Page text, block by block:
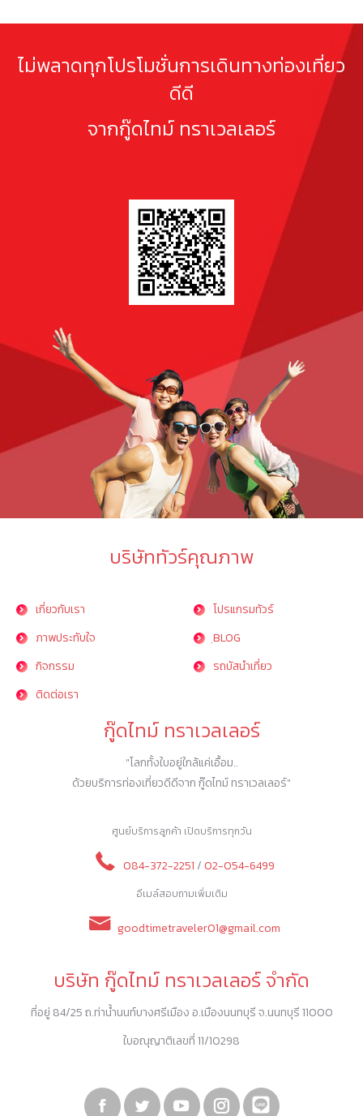
ไม่พลาดทุกโปรโมชั่นการเดินทางท่องเที่ยว
ดีดี
จากกู๊ดไทม์ ทราเวลเลอร์
บริษัททัวร์คุณภาพ
เกี่ยวกับเรา
ภาพประทับใจ
กิจกรรม
ติดต่อเรา
โปรแกรมทัวร์
ฺBLOG
รถบัสนำเที่ยว
กู๊ดไทม์ ทราเวลเลอร์
"โลกทั้งใบอยู่ใกล้แค่เอื้อม..
ด้วยบริการท่องเที่ยวดีดีจาก กู๊ดไทม์ ทราเวลเลอร์"
ศูนย์บริการลูกค้า เปิดบริการทุกวัน
084-372-2251 /02-054-6499
อีเมล์สอบถามเพิ่มเติม
goodtimetraveler01@gmail.com
บริษัท กู๊ดไทม์ ทราเวลเลอร์ จำกัด
ที่อยู่ 84/25 ถ.ท่าน้ำนนท์บางศรีเมือง อ.เมืองนนทบุรี จ.นนทบุรี 11000
ใบอณุญาติเลขที่ 11/10298